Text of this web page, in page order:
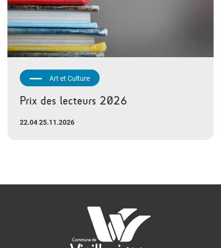
Art et Culture
Prix des lecteurs 2026
22.04 25.11.2026